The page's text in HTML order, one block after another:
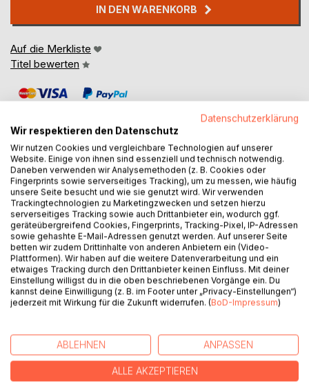
IN DEN WARENKORB
Auf die Merkliste
Titel bewerten
BESCHREIBUNG
Dieses Buch wird die Arbeit, die im Rahmen der politischen
Kommunikation von Beratern, Vereinen und anderen für den
eSports geleistet wird, verschriftlichen und so für jeden
zugänglich machen. Darüber hinaus wird einiges an
Grundlagenwissen zum eSports vermittelt.
AUTOR/IN
PRESSESTIMMEN
REZENSIONEN
Datenschutzerklärung
Wir respektieren den Datenschutz
Wir nutzen Cookies und vergleichbare Technologien auf unserer
Website. Einige von ihnen sind essenziell und technisch notwendig.
Daneben verwenden wir Analysemethoden (z. B. Cookies oder
Fingerprints sowie serverseitiges Tracking), um zu messen, wie häufig
unsere Seite besucht und wie sie genutzt wird. Wir verwenden
Trackingtechnologien zu Marketingzwecken und setzen hierzu
serverseitiges Tracking sowie auch Drittanbieter ein, wodurch ggf.
geräteübergreifend Cookies, Fingerprints, Tracking-Pixel, IP-Adressen
sowie gehashte E-Mail-Adressen genutzt werden. Auf unserer Seite
betten wir zudem Drittinhalte von anderen Anbietern ein (Video-
Plattformen). Wir haben auf die weitere Datenverarbeitung und ein
etwaiges Tracking durch den Drittanbieter keinen Einfluss. Mit deiner
Einstellung willigst du in die oben beschriebenen Vorgänge ein. Du
kannst deine Einwilligung (z. B. im Footer unter „Privacy-Einstellungen“)
jederzeit mit Wirkung für die Zukunft widerrufen. (BoD-Impressum)
ABLEHNEN ANPASSEN
ALLE AKZEPTIEREN